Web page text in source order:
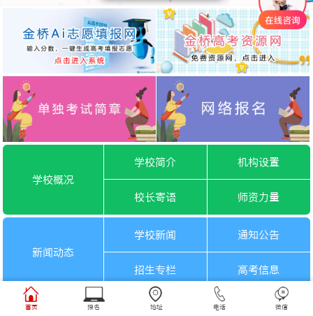
学校概况
学校简介 机构设置
校长寄语 师资力量
新闻动态
学校新闻 通知公告
招生专栏 高考信息
一月选考 六月选考
首页 报名 地址 电话 微信